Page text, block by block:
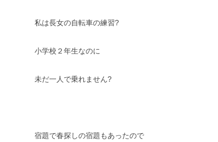
私は長女の自転車の練習?
小学校２年生なのに
未だ一人で乗れません?
宿題で春探しの宿題もあったので